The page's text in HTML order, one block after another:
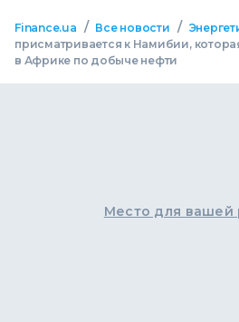
Finance.ua / Все новости /
присматривается к Намибии,
в Африке по добыче нефти
Место для вашей